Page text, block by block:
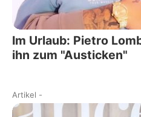
Im Urlaub: Pietro
ihn zum "Austicken"
Artikel -